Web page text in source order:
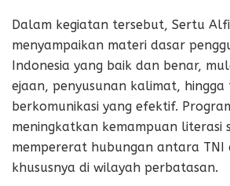
Dalam kegiatan tersebut, Sertu
menyampaikan materi dasar
Indonesia yang baik dan benar,
ejaan, penyusunan kalimat, hingga
berkomunikasi yang efektif.
meningkatkan kemampuan literasi
mempererat hubungan antara TNI
khususnya di wilayah perbatasan.